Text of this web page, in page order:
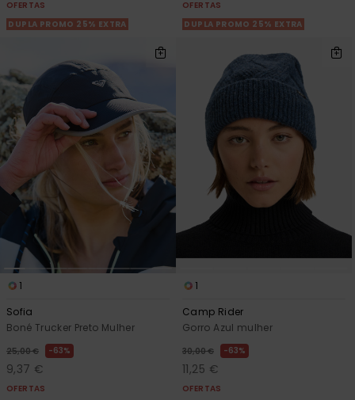
OFERTAS
DUPLA PROMO 25% EXTRA
OFERTAS
DUPLA PROMO 25% EXTRA
1
Sofia
Boné Trucker Preto Mulher
25,00 € 63%
9,37 €
OFERTAS
1
Camp Rider
Gorro Azul mulher
30,00 € 63%
11,25 €
OFERTAS